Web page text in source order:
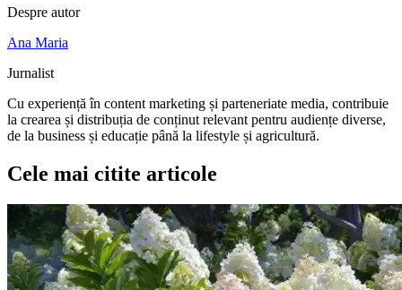
Despre autor
Ana Maria
Jurnalist
Cu experiență în content marketing și parteneriate media, contribuie
la crearea și distribuția de conținut relevant pentru audiențe diverse,
de la business și educație până la lifestyle și agricultură.
Cele mai citite articole